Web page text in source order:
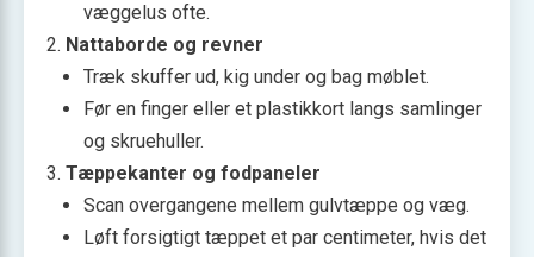
væggelus ofte.
Nattaborde og revner
Træk skuffer ud, kig under og bag møblet.
Før en finger eller et plastik­kort langs samlinger
og skruehuller.
Tæppekanter og fodpaneler
Scan overgangene mellem gulvtæppe og væg.
Løft forsigtigt tæppet et par centimeter, hvis det